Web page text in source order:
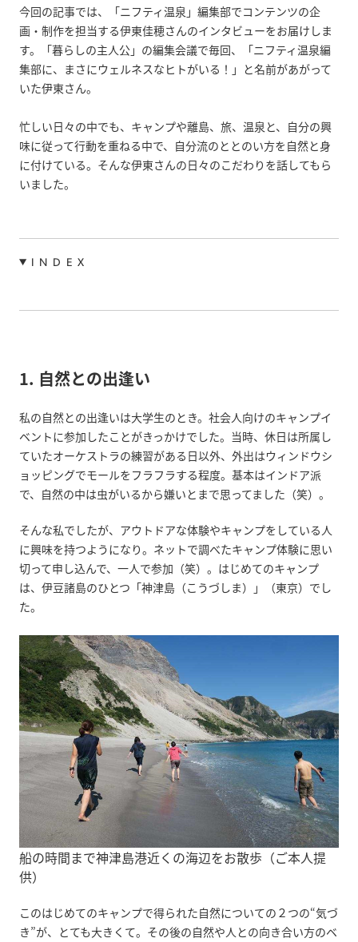
今回の記事では、「ニフティ温泉」編集部でコンテンツの企
画・制作を担当する伊東佳穂さんのインタビューをお届けしま
す。「暮らしの主人公」の編集会議で毎回、「ニフティ温泉編
集部に、まさにウェルネスなヒトがいる！」と名前があがって
いた伊東さん。
忙しい日々の中でも、キャンプや離島、旅、温泉と、自分の興
味に従って行動を重ねる中で、自分流のととのい方を自然と身
に付けている。そんな伊東さんの日々のこだわりを話してもら
いました。
INDEX
1. 自然との出逢い
私の自然との出逢いは大学生のとき。社会人向けのキャンプイ
ベントに参加したことがきっかけでした。当時、休日は所属し
ていたオーケストラの練習がある日以外、外出はウィンドウシ
ョッピングでモールをフラフラする程度。基本はインドア派
で、自然の中は虫がいるから嫌いとまで思ってました（笑）。
そんな私でしたが、アウトドアな体験やキャンプをしている人
に興味を持つようになり。ネットで調べたキャンプ体験に思い
切って申し込んで、一人で参加（笑）。はじめてのキャンプ
は、伊豆諸島のひとつ「神津島（こうづしま）」（東京）でし
た。
船の時間まで神津島港近くの海辺をお散歩（ご本人提
供）
このはじめてのキャンプで得られた自然についての２つの“気づ
き”が、とても大きくて。その後の自然や人との向き合い方のベ